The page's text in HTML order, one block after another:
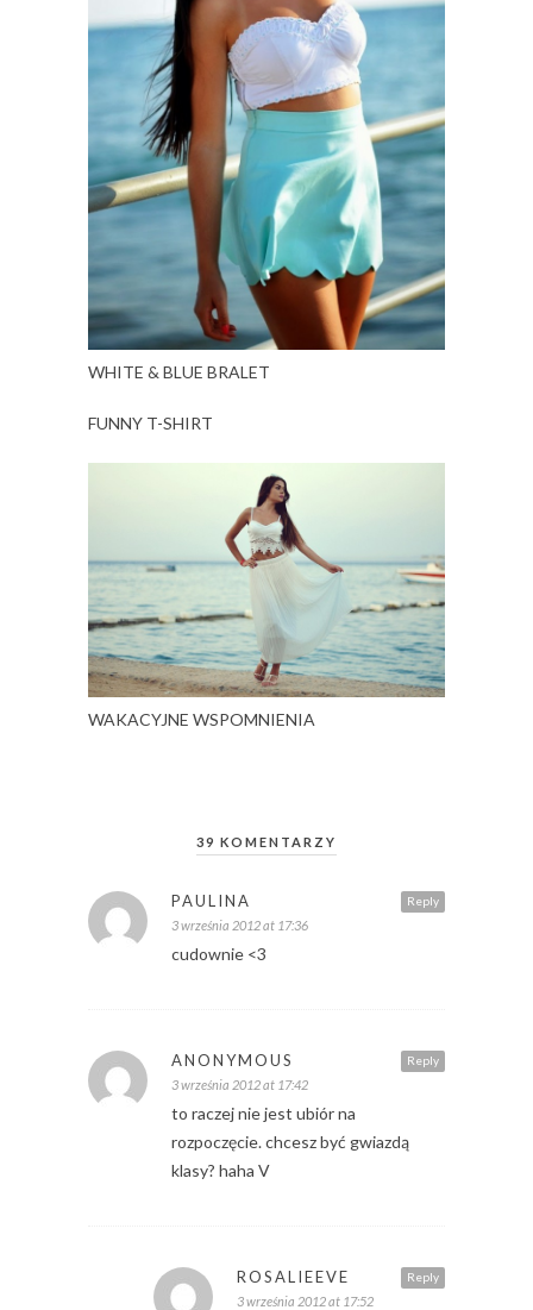
WHITE & BLUE BRALET
FUNNY T-SHIRT
WAKACYJNE WSPOMNIENIA
39 KOMENTARZY
Reply
PAULINA
3 września 2012 at 17:36
cudownie <3
Reply
ANONYMOUS
3 września 2012 at 17:42
to raczej nie jest ubiór na
rozpoczęcie. chcesz być gwiazdą
klasy? haha V
Reply
ROSALIEEVE
3 września 2012 at 17:52